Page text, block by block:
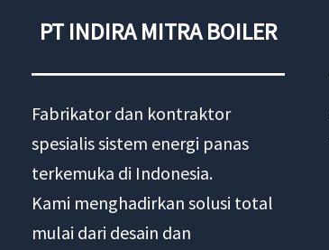
PT INDIRA MITRA BOILER
Fabrikator dan kontraktor
spesialis sistem energi panas
terkemuka di Indonesia.
Kami menghadirkan solusi total
mulai dari desain dan